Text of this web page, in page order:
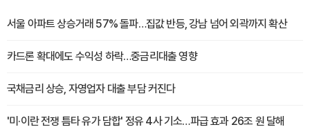
서울 아파트 상승거래 57% 돌파…집값 반등, 강남 넘어 외곽까지 확산
카드론 확대에도 수익성 하락…중금리대출 영향
국채금리 상승, 자영업자 대출 부담 커진다
'미·이란 전쟁 틈타 유가 담합' 정유 4사 기소…파급 효과 26조 원 달해